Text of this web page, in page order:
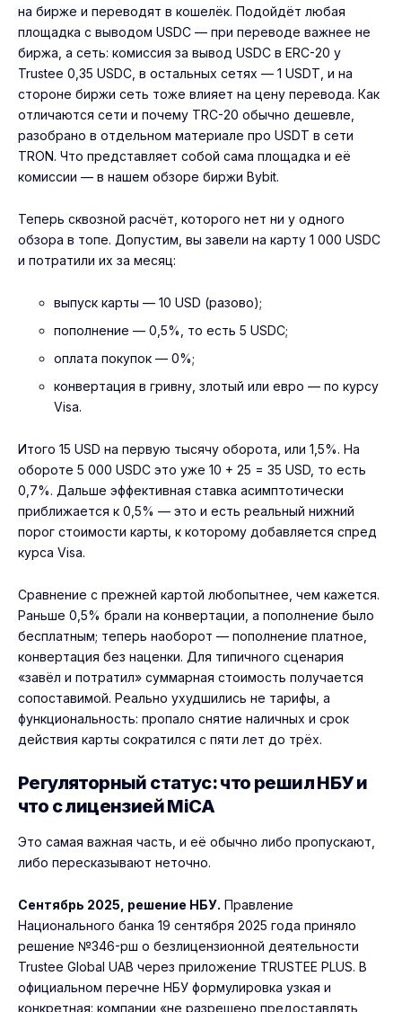
на бирже и переводят в кошелёк. Подойдёт любая
площадка с выводом USDC — при переводе важнее не
биржа, а сеть: комиссия за вывод USDC в ERC-20 у
Trustee 0,35 USDC, в остальных сетях — 1 USDT, и на
стороне биржи сеть тоже влияет на цену перевода. Как
отличаются сети и почему TRC-20 обычно дешевле,
разобрано в отдельном материале про USDT в сети
TRON. Что представляет собой сама площадка и её
комиссии — в нашем обзоре биржи Bybit.
Теперь сквозной расчёт, которого нет ни у одного
обзора в топе. Допустим, вы завели на карту 1 000 USDC
и потратили их за месяц:
выпуск карты — 10 USD (разово);
пополнение — 0,5%, то есть 5 USDC;
оплата покупок — 0%;
конвертация в гривну, злотый или евро — по курсу
Visa.
Итого 15 USD на первую тысячу оборота, или 1,5%. На
обороте 5 000 USDC это уже 10 + 25 = 35 USD, то есть
0,7%. Дальше эффективная ставка асимптотически
приближается к 0,5% — это и есть реальный нижний
порог стоимости карты, к которому добавляется спред
курса Visa.
Сравнение с прежней картой любопытнее, чем кажется.
Раньше 0,5% брали на конвертации, а пополнение было
бесплатным; теперь наоборот — пополнение платное,
конвертация без наценки. Для типичного сценария
«завёл и потратил» суммарная стоимость получается
сопоставимой. Реально ухудшились не тарифы, а
функциональность: пропало снятие наличных и срок
действия карты сократился с пяти лет до трёх.
Регуляторный статус: что решил НБУ и
что с лицензией MiCA
Это самая важная часть, и её обычно либо пропускают,
либо пересказывают неточно.
Сентябрь 2025, решение НБУ. Правление
Национального банка 19 сентября 2025 года приняло
решение №346-рш о безлицензионной деятельности
Trustee Global UAB через приложение TRUSTEE PLUS. В
официальном перечне НБУ формулировка узкая и
конкретная: компании «не разрешено предоставлять